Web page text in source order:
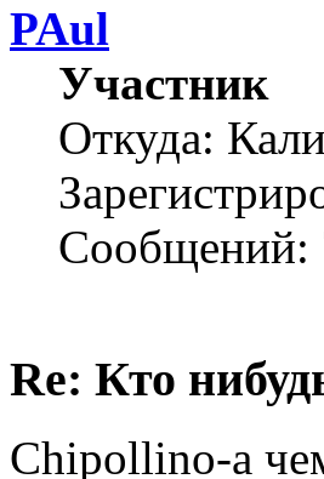
PAul
Участник
Откуда:
Сообщений:
Re: Кто
Chipollino-а